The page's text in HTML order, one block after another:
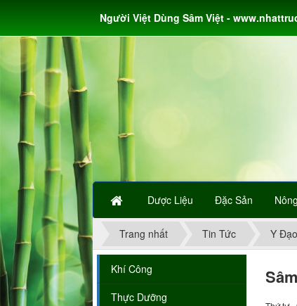
Dược Liệu Đặc Sản
Người Việt Dùng Sâm Việt -
Trang nhất Tin Tức Y Đạo
Khí Công
Thực Dưỡng